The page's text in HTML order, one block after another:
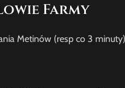
Farmy
Metinów (resp co 3